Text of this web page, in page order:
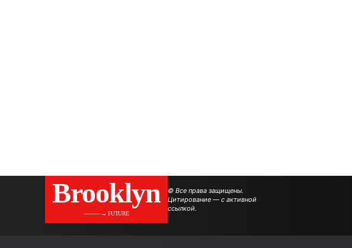
Brooklyn
———→ FUTURE
© Все права защищены.
Цитирование — с активной
ссылкой.